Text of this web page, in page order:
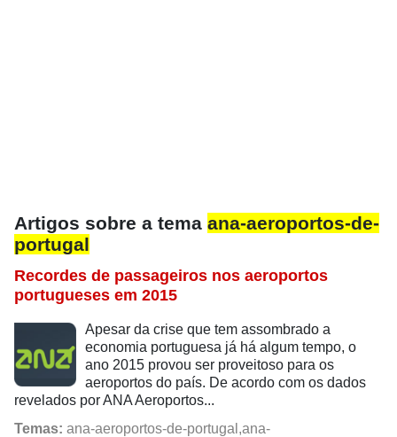
Artigos sobre a tema ana-aeroportos-de-
portugal
Recordes de passageiros nos aeroportos
portugueses em 2015
Apesar da crise que tem assombrado a
economia portuguesa já há algum tempo, o
ano 2015 provou ser proveitoso para os
aeroportos do país. De acordo com os dados
revelados por ANA Aeroportos...
Temas: ana-aeroportos-de-portugal,ana-